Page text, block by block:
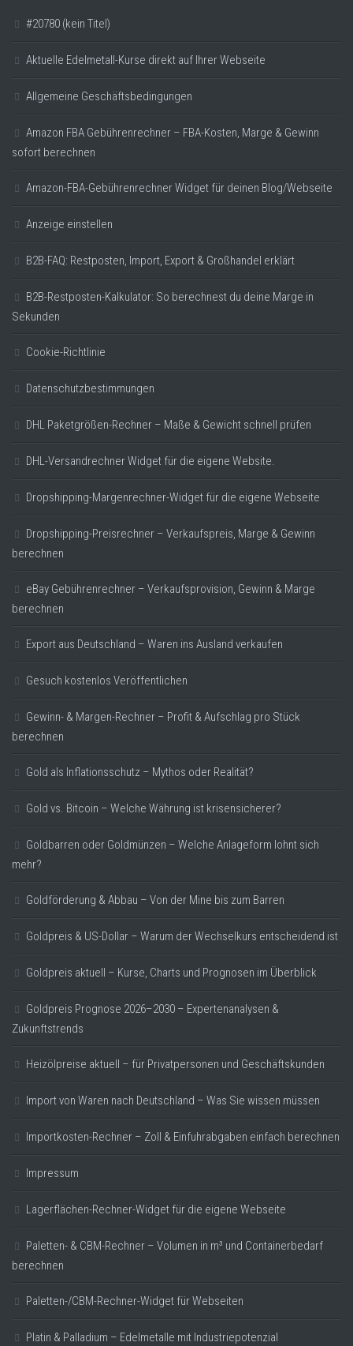
#20780 (kein Titel)
Aktuelle Edelmetall-Kurse direkt auf Ihrer Webseite
Allgemeine Geschäftsbedingungen
Amazon FBA Gebührenrechner – FBA-Kosten, Marge & Gewinn
sofort berechnen
Amazon-FBA-Gebührenrechner Widget für deinen Blog/Webseite
Anzeige einstellen
B2B-FAQ: Restposten, Import, Export & Großhandel erklärt
B2B-Restposten-Kalkulator: So berechnest du deine Marge in
Sekunden
Cookie-Richtlinie
Datenschutzbestimmungen
DHL Paketgrößen-Rechner – Maße & Gewicht schnell prüfen
DHL-Versandrechner Widget für die eigene Website.
Dropshipping-Margenrechner-Widget für die eigene Webseite
Dropshipping-Preisrechner – Verkaufspreis, Marge & Gewinn
berechnen
eBay Gebührenrechner – Verkaufsprovision, Gewinn & Marge
berechnen
Export aus Deutschland – Waren ins Ausland verkaufen
Gesuch kostenlos Veröffentlichen
Gewinn- & Margen-Rechner – Profit & Aufschlag pro Stück
berechnen
Gold als Inflationsschutz – Mythos oder Realität?
Gold vs. Bitcoin – Welche Währung ist krisensicherer?
Goldbarren oder Goldmünzen – Welche Anlageform lohnt sich
mehr?
Goldförderung & Abbau – Von der Mine bis zum Barren
Goldpreis & US-Dollar – Warum der Wechselkurs entscheidend ist
Goldpreis aktuell – Kurse, Charts und Prognosen im Überblick
Goldpreis Prognose 2026–2030 – Expertenanalysen &
Zukunftstrends
Heizölpreise aktuell – für Privatpersonen und Geschäftskunden
Import von Waren nach Deutschland – Was Sie wissen müssen
Importkosten-Rechner – Zoll & Einfuhrabgaben einfach berechnen
Impressum
Lagerflächen-Rechner-Widget für die eigene Webseite
Paletten- & CBM-Rechner – Volumen in m³ und Containerbedarf
berechnen
Paletten-/CBM-Rechner-Widget für Webseiten
Platin & Palladium – Edelmetalle mit Industriepotenzial